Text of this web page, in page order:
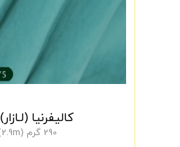
کالیفرنیا (لـازار) 75
290 گرم (2.9m)